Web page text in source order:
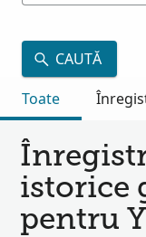
CAUTĂ
Toate
istorice
pentru